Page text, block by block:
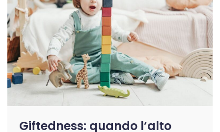
Giftedness: quando l’alto